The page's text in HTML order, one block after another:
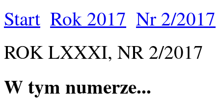
Start Rok 2017 Nr 2/2017
ROK LXXXI, NR 2/2017
W tym numerze...